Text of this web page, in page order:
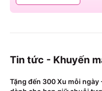
Tin tức - Khuyến
Tặng đến 300 Xu mỗi ngày